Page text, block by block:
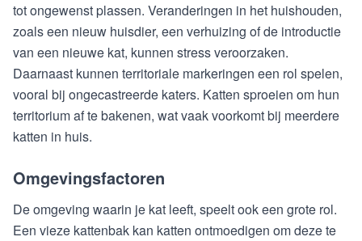
tot ongewenst plassen. Veranderingen in het huishouden,
zoals een nieuw huisdier, een verhuizing of de introductie
van een nieuwe kat, kunnen stress veroorzaken.
Daarnaast kunnen territoriale markeringen een rol spelen,
vooral bij ongecastreerde katers. Katten sproeien om hun
territorium af te bakenen, wat vaak voorkomt bij meerdere
katten in huis.
Omgevingsfactoren
De omgeving waarin je kat leeft, speelt ook een grote rol.
Een vieze kattenbak kan katten ontmoedigen om deze te